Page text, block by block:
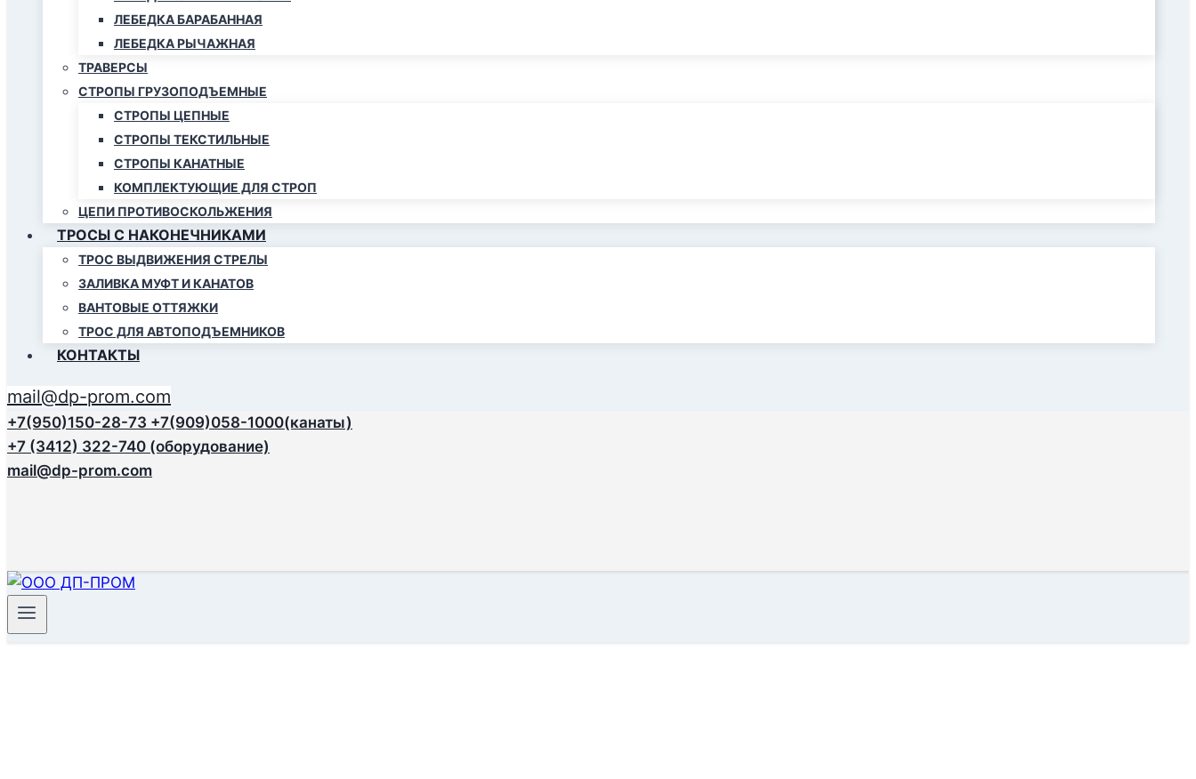
ЛЕБЕДКА БАРАБАННАЯ
ЛЕБЕДКА РЫЧАЖНАЯ
ТРАВЕРСЫ
СТРОПЫ ГРУЗОПОДЪЕМНЫЕ
СТРОПЫ ЦЕПНЫЕ
СТРОПЫ ТЕКСТИЛЬНЫЕ
СТРОПЫ КАНАТНЫЕ
КОМПЛЕКТУЮЩИЕ ДЛЯ СТРОП
ЦЕПИ ПРОТИВОСКОЛЬЖЕНИЯ
ТРОСЫ С НАКОНЕЧНИКАМИ
ТРОС ВЫДВИЖЕНИЯ СТРЕЛЫ
ЗАЛИВКА МУФТ И КАНАТОВ
ВАНТОВЫЕ ОТТЯЖКИ
ТРОС ДЛЯ АВТОПОДЪЕМНИКОВ
КОНТАКТЫ
mail@dp-prom.com
+7(950)150-28-73 +7(909)058-1000(канаты)
+7 (3412) 322-740 (оборудование)
mail@dp-prom.com